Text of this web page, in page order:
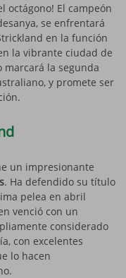
octágono! El campeón
se enfrentará
en la función
la vibrante ciudad de
marcará la segunda
y promete ser
un impresionante
. Ha defendido su título
pelea en abril
venció con un
considerado
con excelentes
lo hacen